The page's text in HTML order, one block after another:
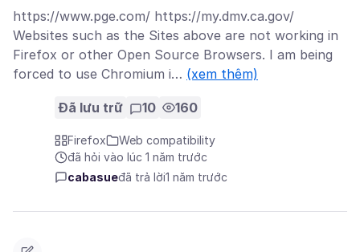
https://www.pge.com/ https://my.dmv.ca.gov/
Websites such as the Sites above are not working in
Firefox or other Open Source Browsers. I am being
forced to use Chromium i… (xem thêm)
Đã lưu trữ 10 160
Firefox
Web compatibility
đã hỏi vào lúc 1 năm trước
cabasueđã trả lời1 năm trước